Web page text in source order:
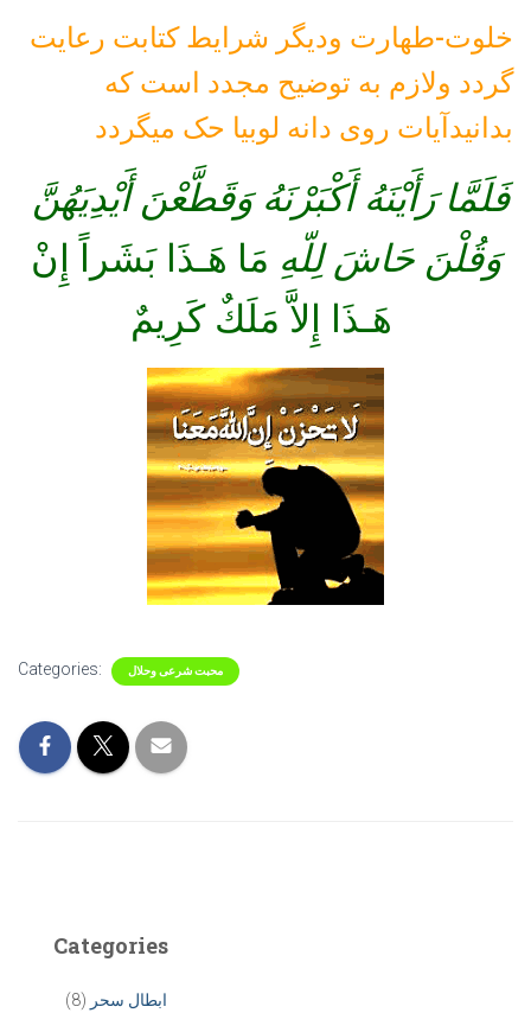
خلوت-طهارت ودیگر شرایط کتابت رعایت
گردد ولازم به توضیح مجدد است که
بدانیدآیات روی دانه لوبیا حک میگردد
فَلَمَّا رَأَيْنَهُ أَكْبَرْنَهُ وَقَطَّعْنَ أَيْدِيَهُنَّ
وَقُلْنَ حَاشَ لِلّهِ مَا هَـذَا بَشَراً إِنْ
هَـذَا إِلاَّ مَلَكٌ كَرِيمٌ
Categories: محبت شرعی وحلال
Categories
ابطال سحر (8)